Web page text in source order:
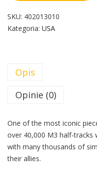
SKU: 402013010
Kategoria: USA
Opis
Opinie (0)
One of the most iconic
over 40,000 M3 half-tracks
with many thousands of
their allies.